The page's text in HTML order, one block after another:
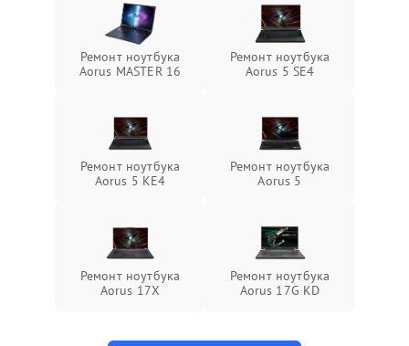
Ремонт ноутбука
Aorus MASTER 16
Ремонт ноутбука
Aorus 5 SE4
Ремонт ноутбука
Aorus 5 KE4
Ремонт ноутбука
Aorus 5
Ремонт ноутбука
Aorus 17X
Ремонт ноутбука
Aorus 17G KD